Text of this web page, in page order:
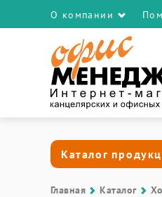
О компании
Каталог
Главная Каталог